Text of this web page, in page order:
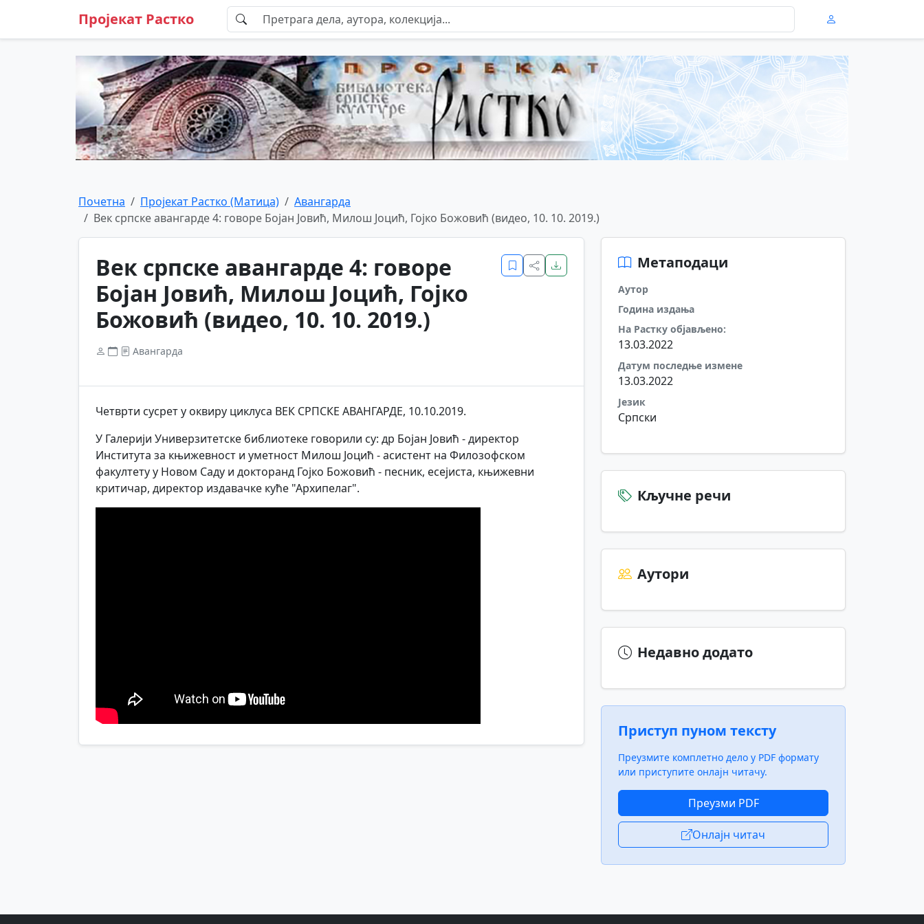
Пројекат Растко
Почетна Пројекат Растко (Матица)
Авангарда
Век српске авангарде 4: говоре Бојан Јовић, Милош Јоцић, Гојко Божовић (видео, 10. 10. 2019.)
Век српске авангарде 4: говоре
Бојан Јовић, Милош Јоцић, Гојко
Божовић (видео, 10. 10. 2019.)
Авангарда
Четврти сусрет у оквиру циклуса ВЕК СРПСКЕ АВАНГАРДЕ, 10.10.2019.
У Галерији Универзитетске библиотеке говорили су: др Бојан Јовић - директор
Института за књижевност и уметност Милош Јоцић - асистент на Филозофском
факултету у Новом Саду и докторанд Гојко Божовић - песник, есејиста, књижевни
критичар, директор издавачке куће "Архипелаг".
Метаподаци
Аутор
Година издања
На Растку објављено:
13.03.2022
Датум последње измене
13.03.2022
Језик
Српски
Кључне речи
Аутори
Недавно додато
Приступ пуном тексту
Преузмите комплетно дело у PDF формату
или приступите онлајн читачу.
Преузми PDF
Онлајн читач